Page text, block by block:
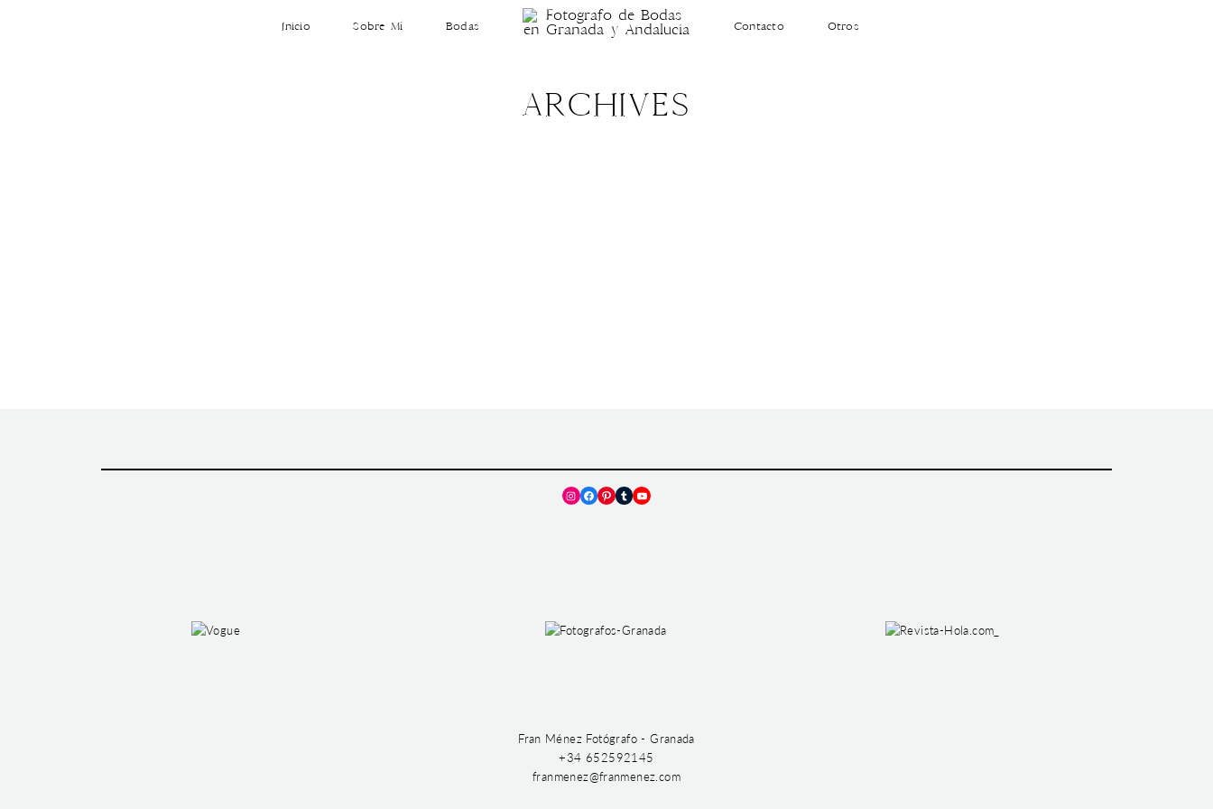
Inicio Sobre Mí Bodas Contacto Otros
ARCHIVES
Instagram
Facebook
Pinterest
TumblrYouTube
Fran Ménez Fotógrafo - Granada
+34 652592145
franmenez@franmenez.com